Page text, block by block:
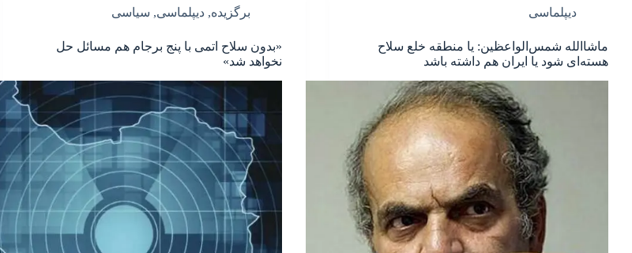
دیپلماسی
ماشاالله شمس‌الواعظین: یا منطقه خلع سلاح
هسته‌ای شود یا ایران هم داشته باشد
برگزیده,دیپلماسی, سیاسی
«بدون سلاح اتمی با پنج برجام هم مسائل حل
نخواهد شد»